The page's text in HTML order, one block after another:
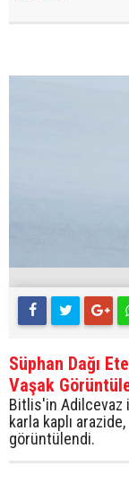
Süphan Dağı
Vaşak
Bitlis'in Adilcevaz
karla kaplı
görüntülendi.